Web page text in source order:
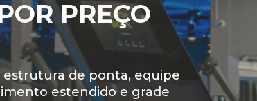
PREÇO
de ponta, equipe
estendido e grade
as desculpas para não
alunos a transformar
SAÚDE E